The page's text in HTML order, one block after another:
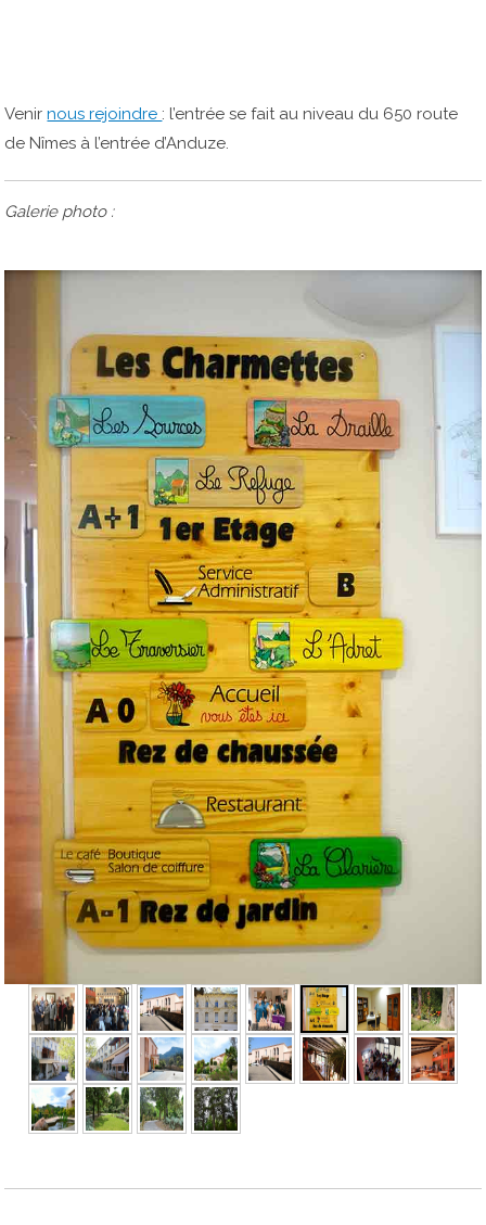
Venirnous rejoindre : l’entrée se fait au niveau du 650 route
de Nîmes à l’entrée d’Anduze.
Galerie photo :